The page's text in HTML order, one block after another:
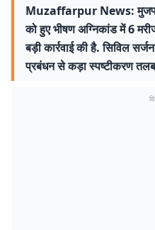
Muzaffarpur News:
को हुए भीषण अग्निकांड में 6
बड़ी कार्रवाई की है. सिविल
प्रबंधन से कड़ा स्पष्टीकरण